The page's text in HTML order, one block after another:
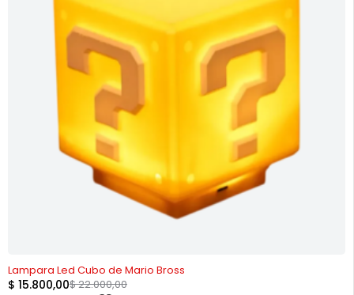
Lampara Led Cubo de Mario Bross
$22.000,00
$ 15.800,00